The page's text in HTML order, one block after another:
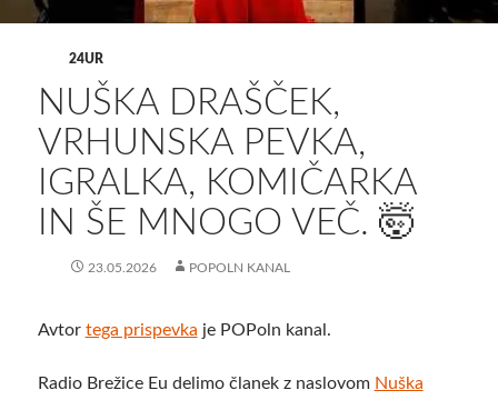
24UR
NUŠKA DRAŠČEK,
VRHUNSKA PEVKA,
IGRALKA, KOMIČARKA
IN ŠE MNOGO VEČ. 🤯
23.05.2026 POPOLN KANAL
Avtor tega prispevka je POPoln kanal.
Radio Brežice Eu delimo članek z naslovom Nuška